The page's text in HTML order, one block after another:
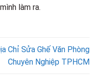
làm ra.
Chỉ Sửa Ghế Văn Phòng
Chuyên Nghiệp TPHCM